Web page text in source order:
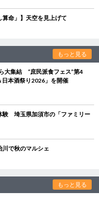
算命」】天空を見上げて
もっと見る
大集結 “庶民派食フェス”第4
本酒祭り2026」を開催
験 埼玉県加須市の「ファミリー
で秋のマルシェ
もっと見る